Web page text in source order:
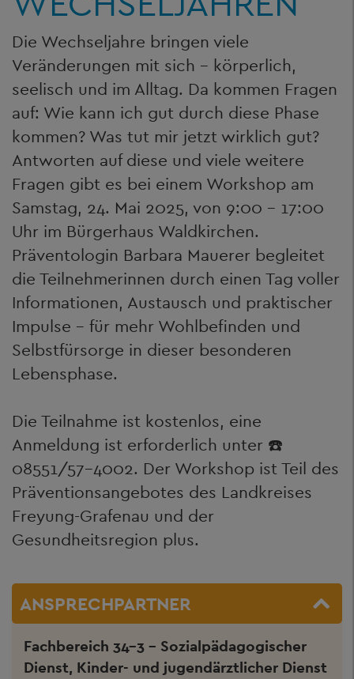
Die Wechseljahre bringen viele
Veränderungen mit sich – körperlich,
seelisch und im Alltag. Da kommen Fragen
auf: Wie kann ich gut durch diese Phase
kommen? Was tut mir jetzt wirklich gut?
Antworten auf diese und viele weitere
Fragen gibt es bei einem Workshop am
Samstag, 24. Mai 2025, von 9:00 – 17:00
Uhr im Bürgerhaus Waldkirchen.
Präventologin Barbara Mauerer begleitet
die Teilnehmerinnen durch einen Tag voller
Informationen, Austausch und praktischer
Impulse – für mehr Wohlbefinden und
Selbstfürsorge in dieser besonderen
Lebensphase.
Die Teilnahme ist kostenlos, eine
Anmeldung ist erforderlich unter ☎️
08551/57-4002. Der Workshop ist Teil des
Präventionsangebotes des Landkreises
Freyung-Grafenau und der
Gesundheitsregion plus.
ANSPRECHPARTNER
Fachbereich 34-3 - Sozialpädagogischer
Dienst, Kinder- und jugendärztlicher Dienst